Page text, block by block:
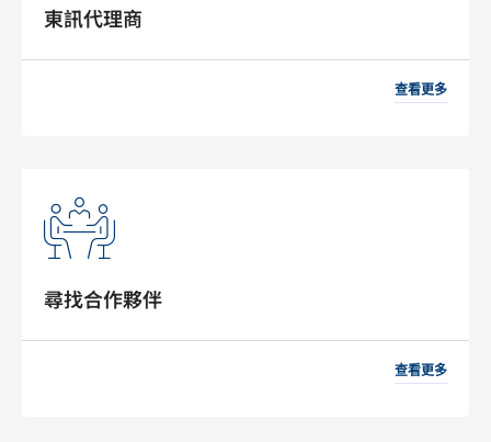
東訊代理商
查看更多
尋找合作夥伴
查看更多